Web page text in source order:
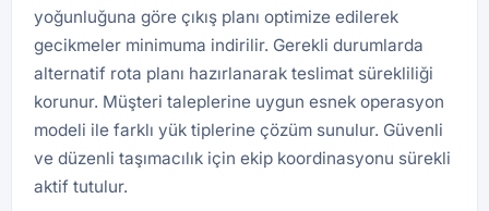
yoğunluğuna göre çıkış planı optimize edilerek
gecikmeler minimuma indirilir. Gerekli durumlarda
alternatif rota planı hazırlanarak teslimat sürekliliği
korunur. Müşteri taleplerine uygun esnek operasyon
modeli ile farklı yük tiplerine çözüm sunulur. Güvenli
ve düzenli taşımacılık için ekip koordinasyonu sürekli
aktif tutulur.